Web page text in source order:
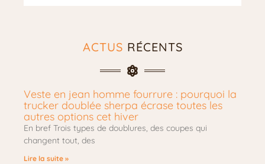
ACTUS RÉCENTS
Veste en jean homme fourrure : pourquoi la
trucker doublée sherpa écrase toutes les
autres options cet hiver
En bref Trois types de doublures, des coupes qui
changent tout, des
Lire la suite »